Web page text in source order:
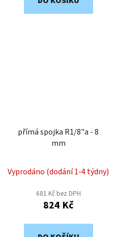
přímá spojka R1/8"a - 8
mm
Vyprodáno (dodání 1-4 týdny)
681 Kč bez DPH
824 Kč